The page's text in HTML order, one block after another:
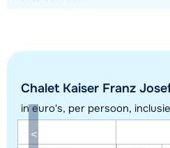
Toon alle accommodaties in
Chalet Kaiser Franz
in euro's, per persoon,